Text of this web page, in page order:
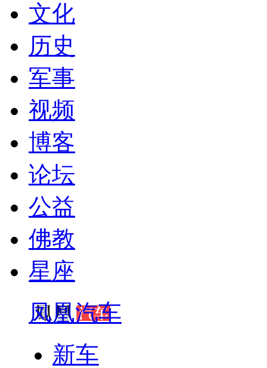
文化
历史
军事
视频
博客
论坛
公益
佛教
星座
凤凰汽车
新车